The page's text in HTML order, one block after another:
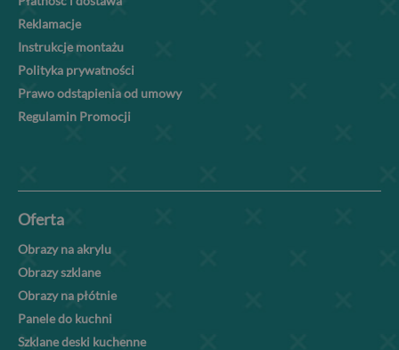
Reklamacje
Instrukcje montażu
Polityka prywatności
Prawo odstąpienia od umowy
Regulamin Promocji
Oferta
Obrazy na akrylu
Obrazy szklane
Obrazy na płótnie
Panele do kuchni
Szklane deski kuchenne